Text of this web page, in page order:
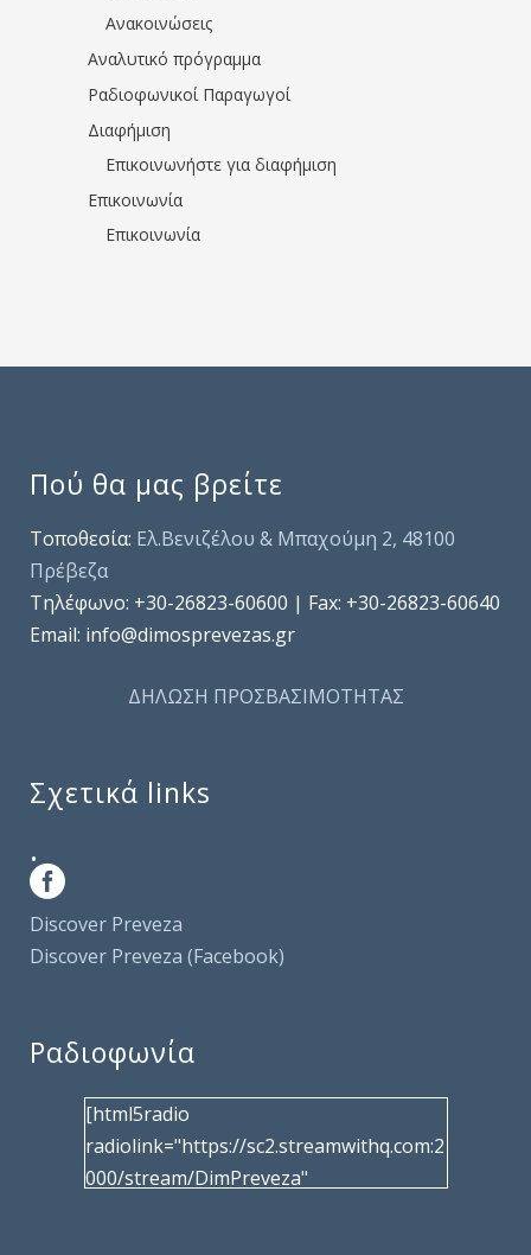
Ανακοινώσεις
Αναλυτικό πρόγραμμα
Ραδιοφωνικοί Παραγωγοί
Διαφήμιση
Επικοινωνήστε για διαφήμιση
Επικοινωνία
Επικοινωνία
Πού θα μας βρείτε
Τοποθεσία: Ελ.Βενιζέλου & Μπαχούμη 2, 48100
Πρέβεζα
Τηλέφωνo: +30-26823-60600 | Fax: +30-26823-60640
Email: info@dimosprevezas.gr
ΔΗΛΩΣΗ ΠΡΟΣΒΑΣΙΜΟΤΗΤΑΣ
Σχετικά links
.
Discover Preveza
Discover Preveza (Facebook)
Ραδιοφωνία
[html5radio
radiolink="https://sc2.streamwithq.com:2
000/stream/DimPreveza"